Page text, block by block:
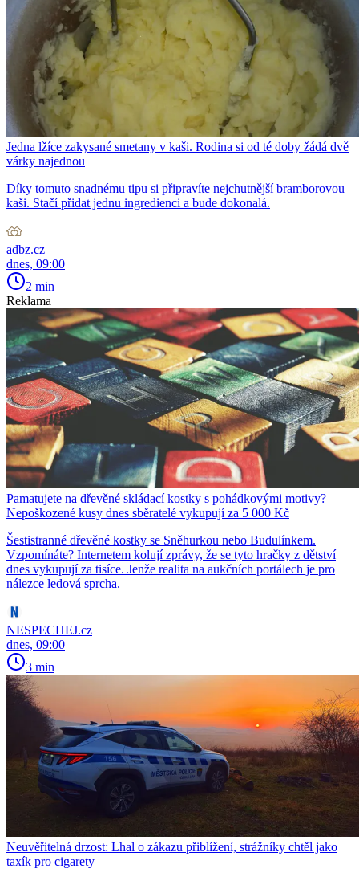
Jedna lžíce zakysané smetany v kaši. Rodina si od té doby žádá dvě
várky najednou
Díky tomuto snadnému tipu si připravíte nejchutnější bramborovou
kaši. Stačí přidat jednu ingredienci a bude dokonalá.
adbz.cz
dnes, 09:00
2 min
Reklama
Pamatujete na dřevěné skládací kostky s pohádkovými motivy?
Nepoškozené kusy dnes sběratelé vykupují za 5 000 Kč
Šestistranné dřevěné kostky se Sněhurkou nebo Budulínkem.
Vzpomínáte? Internetem kolují zprávy, že se tyto hračky z dětství
dnes vykupují za tisíce. Jenže realita na aukčních portálech je pro
nálezce ledová sprcha.
NESPECHEJ.cz
dnes, 09:00
3 min
Neuvěřitelná drzost: Lhal o zákazu přiblížení, strážníky chtěl jako
taxík pro cigarety